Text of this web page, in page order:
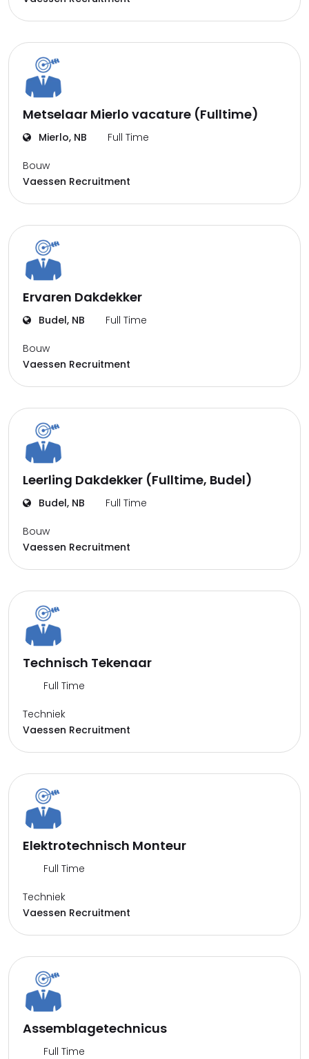
Metselaar Mierlo vacature (Fulltime)
Mierlo, NB Full Time
Bouw
Vaessen Recruitment
Ervaren Dakdekker
Budel, NB Full Time
Bouw
Vaessen Recruitment
Leerling Dakdekker (Fulltime, Budel)
Budel, NB Full Time
Bouw
Vaessen Recruitment
Technisch Tekenaar
Full Time
Techniek
Vaessen Recruitment
Elektrotechnisch Monteur
Full Time
Techniek
Vaessen Recruitment
Assemblagetechnicus
Full Time